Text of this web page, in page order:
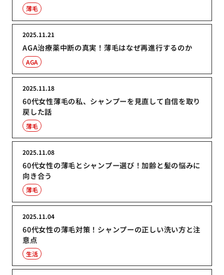
薄毛
AGA治療薬中断の真実！薄毛はなぜ再進行するのか
2025.11.21
AGA
60代女性薄毛の私、シャンプーを見直して自信を取り
戻した話
2025.11.18
薄毛
60代女性の薄毛とシャンプー選び！加齢と髪の悩みに
向き合う
2025.11.08
薄毛
60代女性の薄毛対策！シャンプーの正しい洗い方と注
意点
2025.11.04
生活